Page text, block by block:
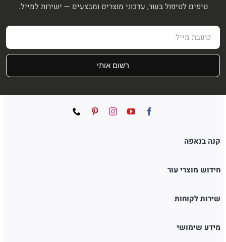
טיפים לטיפול בעור, עדכוני מוצרים ומבצעים — ישירות למייל.
רשום אותי
קנה בנאפה
חידוש מוצרי עור
שירות לקוחות
מידע שימושי